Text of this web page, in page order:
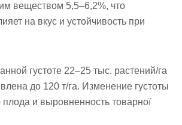
веществом 5,5–6,2%, что
на вкус и устойчивость при
густоте 22–25 тыс. растений/га
до 120 т/га. Изменение густоты
и выровненность товарної